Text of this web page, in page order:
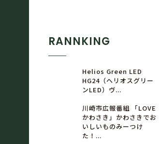
RANNKING
Helios Green LED
HG24（ヘリオスグリー
ンLED）ヴ...
川崎市広報番組 「LOVE
かわさき」かわさきでお
いしいものみーつけ
た！...